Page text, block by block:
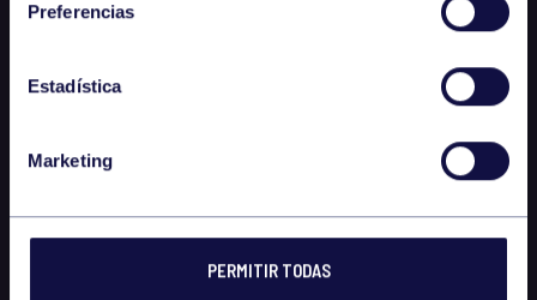
Preferencias
Estadística
Marketing
PERMITIR TODAS